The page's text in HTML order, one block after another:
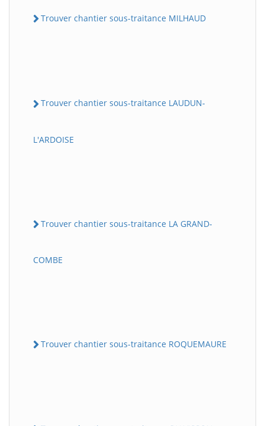
Trouver chantier sous-traitance MILHAUD
Trouver chantier sous-traitance LAUDUN-
L'ARDOISE
Trouver chantier sous-traitance LA GRAND-
COMBE
Trouver chantier sous-traitance ROQUEMAURE